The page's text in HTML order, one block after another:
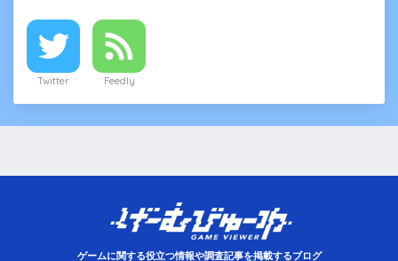
Twitter Feedly
ゲームに関する役立つ情報や調査記事を掲載するブログ